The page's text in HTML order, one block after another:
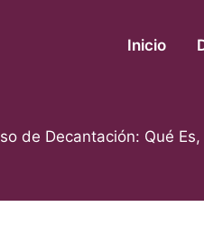
Inicio
de Decantación: Qué